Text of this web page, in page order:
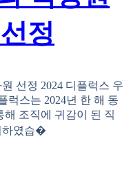
정
선정 2024 디플럭스 우
럭스는 2024년 한 해 동
조직에 귀감이 된 직
하였습�